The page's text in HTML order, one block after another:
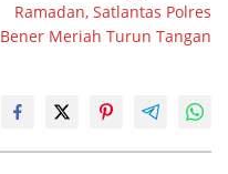
Ramadan, Satlantas Polres
Bener Meriah Turun Tangan